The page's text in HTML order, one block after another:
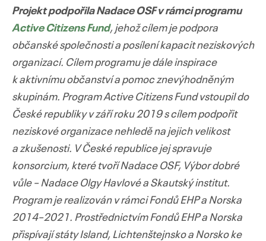
Projekt podpořila Nadace OSF v rámci programu
Active Citizens Fund, jehož cílem je podpora
občanské společnosti a posílení kapacit neziskových
organizací. Cílem programu je dále inspirace
k aktivnímu občanství a pomoc znevýhodněným
skupinám. Program Active Citizens Fund vstoupil do
České republiky v září roku 2019 s cílem podpořit
neziskové organizace nehledě na jejich velikost
a zkušenosti. V České republice jej spravuje
konsorcium, které tvoří Nadace OSF, Výbor dobré
vůle – Nadace Olgy Havlové a Skautský institut.
Program je realizován v rámci Fondů EHP a Norska
2014–2021. Prostřednictvím Fondů EHP a Norska
přispívají státy Island, Lichtenštejnsko a Norsko ke